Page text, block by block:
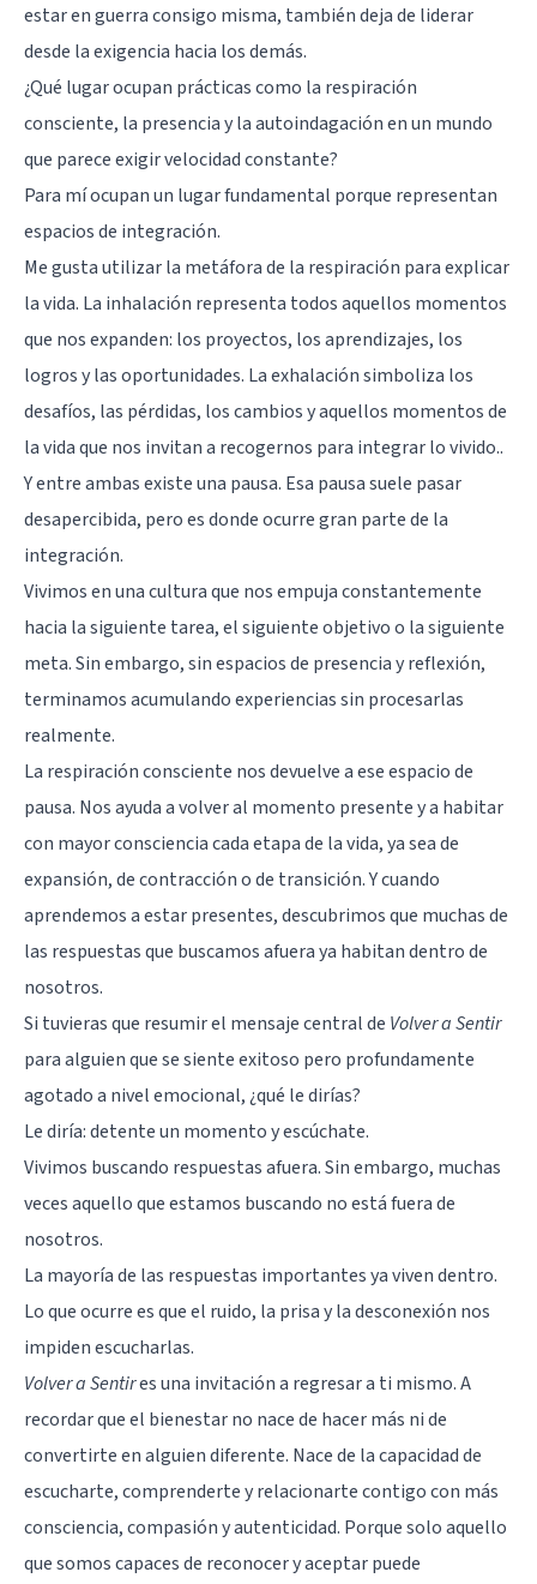
estar en guerra consigo misma, también deja de liderar
desde la exigencia hacia los demás.
¿Qué lugar ocupan prácticas como la respiración
consciente, la presencia y la autoindagación en un mundo
que parece exigir velocidad constante?
Para mí ocupan un lugar fundamental porque representan
espacios de integración.
Me gusta utilizar la metáfora de la respiración para explicar
la vida. La inhalación representa todos aquellos momentos
que nos expanden: los proyectos, los aprendizajes, los
logros y las oportunidades. La exhalación simboliza los
desafíos, las pérdidas, los cambios y aquellos momentos de
la vida que nos invitan a recogernos para integrar lo vivido..
Y entre ambas existe una pausa. Esa pausa suele pasar
desapercibida, pero es donde ocurre gran parte de la
integración.
Vivimos en una cultura que nos empuja constantemente
hacia la siguiente tarea, el siguiente objetivo o la siguiente
meta. Sin embargo, sin espacios de presencia y reflexión,
terminamos acumulando experiencias sin procesarlas
realmente.
La respiración consciente nos devuelve a ese espacio de
pausa. Nos ayuda a volver al momento presente y a habitar
con mayor consciencia cada etapa de la vida, ya sea de
expansión, de contracción o de transición. Y cuando
aprendemos a estar presentes, descubrimos que muchas de
las respuestas que buscamos afuera ya habitan dentro de
nosotros.
Si tuvieras que resumir el mensaje central de Volver a Sentir
para alguien que se siente exitoso pero profundamente
agotado a nivel emocional, ¿qué le dirías?
Le diría: detente un momento y escúchate.
Vivimos buscando respuestas afuera. Sin embargo, muchas
veces aquello que estamos buscando no está fuera de
nosotros.
La mayoría de las respuestas importantes ya viven dentro.
Lo que ocurre es que el ruido, la prisa y la desconexión nos
impiden escucharlas.
Volver a Sentires una invitación a regresar a ti mismo. A
recordar que el bienestar no nace de hacer más ni de
convertirte en alguien diferente. Nace de la capacidad de
escucharte, comprenderte y relacionarte contigo con más
consciencia, compasión y autenticidad. Porque solo aquello
que somos capaces de reconocer y aceptar puede